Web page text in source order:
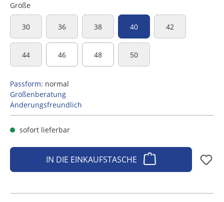
Größe
30(Diese Option ist zurzeit nicht verfügbar.)
36(Diese Option ist zurzeit nicht verfügbar.)
38(Diese Option ist zurzeit nicht verfügbar.)
40 42(Diese Option ist
44(Diese Option ist zurzeit nicht verfügbar.)
46 48 50(Diese Option ist zurzeit nicht
Passform: normal
Größenberatung
Änderungsfreundlich
sofort lieferbar
IN DIE EINKAUFSTASCHE